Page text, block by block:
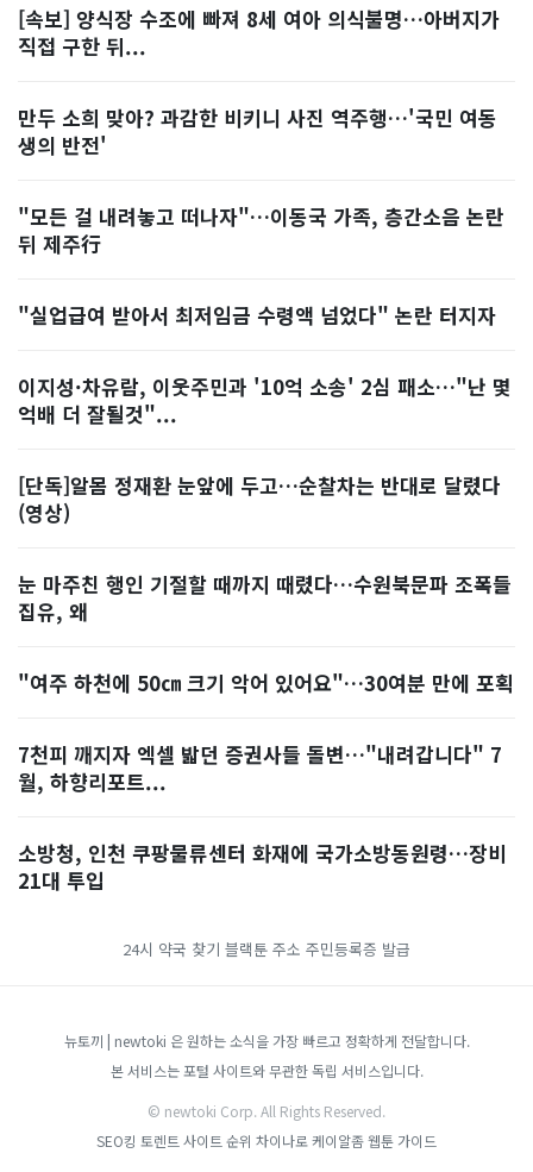
[속보] 양식장 수조에 빠져 8세 여아 의식불명…아버지가
직접 구한 뒤...
만두 소희 맞아? 과감한 비키니 사진 역주행…'국민 여동
생의 반전'
"모든 걸 내려놓고 떠나자"…이동국 가족, 층간소음 논란
뒤 제주行
"실업급여 받아서 최저임금 수령액 넘었다" 논란 터지자
이지성·차유람, 이웃주민과 '10억 소송' 2심 패소…"난 몇
억배 더 잘될것"...
[단독]알몸 정재환 눈앞에 두고…순찰차는 반대로 달렸다
(영상)
눈 마주친 행인 기절할 때까지 때렸다…수원북문파 조폭들
집유, 왜
"여주 하천에 50㎝ 크기 악어 있어요"…30여분 만에 포획
7천피 깨지자 엑셀 밟던 증권사들 돌변…"내려갑니다" 7
월, 하향리포트...
소방청, 인천 쿠팡물류센터 화재에 국가소방동원령…장비
21대 투입
24시 약국 찾기 블랙툰 주소 주민등록증 발급
뉴토끼 | newtoki 은 원하는 소식을 가장 빠르고 정확하게 전달합니다.
본 서비스는 포털 사이트와 무관한 독립 서비스입니다.
© newtoki Corp. All Rights Reserved.
SEO킹 토렌트 사이트 순위 차이나로케이알좀웹툰 가이드